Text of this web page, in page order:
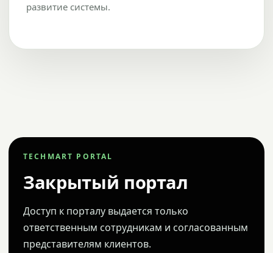
развитие системы.
TECHMART PORTAL
Закрытый портал
Доступ к порталу выдается только
ответственным сотрудникам и согласованным
представителям клиентов.